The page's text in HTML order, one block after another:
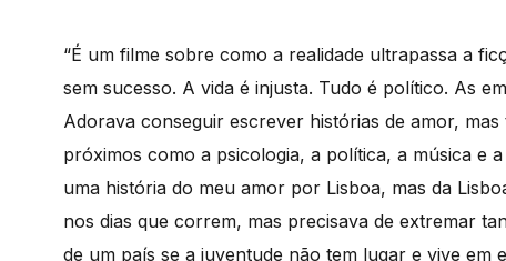
“É um filme sobre como a realidade ultrapassa a
sem sucesso. A vida é injusta. Tudo é político. As
Adorava conseguir escrever histórias de amor,
próximos como a psicologia, a política, a música e
uma história do meu amor por Lisboa, mas da
nos dias que correm, mas precisava de extremar
de um país se a juventude não tem lugar e vive